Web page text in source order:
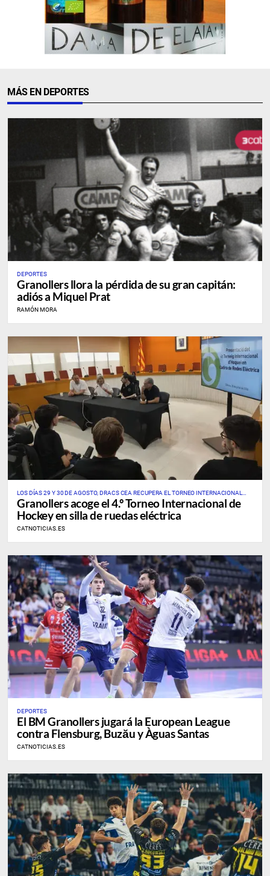
MÁS EN DEPORTES
DEPORTES
Granollers llora la pérdida de su gran capitán:
adiós a Miquel Prat
RAMÓN MORA
LOS DÍAS 29 Y 30 DE AGOSTO, DRACS CEA RECUPERA EL TORNEO INTERNACIONAL
ÚNICO DE ESTE DEPORTE EN CATALUÑA Y EN ESPAÑA
Granollers acoge el 4.º Torneo Internacional de
Hockey en silla de ruedas eléctrica
CATNOTICIAS.ES
DEPORTES
​El BM Granollers jugará la European League
contra Flensburg, Buzău y Àguas Santas
CATNOTICIAS.ES